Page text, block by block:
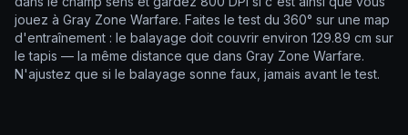
jouez à Gray Zone Warfare. Faites le test du 360° sur une map
d'entraînement : le balayage doit couvrir environ 129.89 cm sur
le tapis — la même distance que dans Gray Zone Warfare.
N'ajustez que si le balayage sonne faux, jamais avant le test.